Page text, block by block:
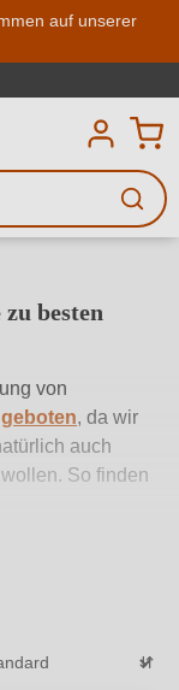
springen
auf unserer
besten
von
, da wir
auch
So finden